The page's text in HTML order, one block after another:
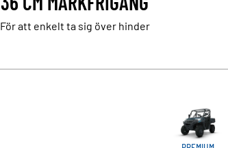
För att enkelt ta sig över hinder